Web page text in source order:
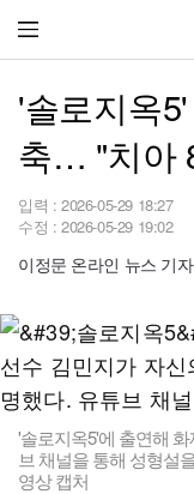
'솔로지옥
축… "치아
입력 : 2026-05-29 18:27
수정 : 2026-05-29 19:02
이정문 온라인 뉴스 기
'솔로지옥5'에 출연해
브 채널을 통해 성형설
영상 캡처